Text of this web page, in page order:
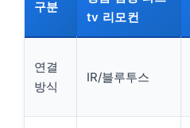
구분
tv 리모컨
연결
방식
IR/블루투스